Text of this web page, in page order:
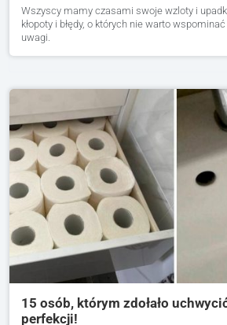
Wszyscy mamy czasami swoje wzloty i
kłopoty i błędy, o których nie warto
uwagi.
15 osób, którym zdołało
perfekcji!